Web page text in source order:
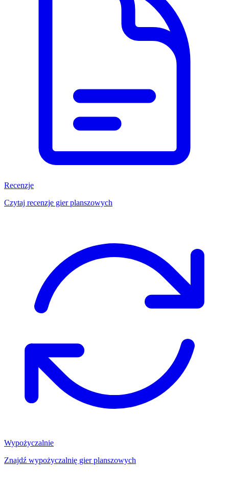
Recenzje
Czytaj recenzje gier planszowych
Wypożyczalnie
Znajdź wypożyczalnię gier planszowych